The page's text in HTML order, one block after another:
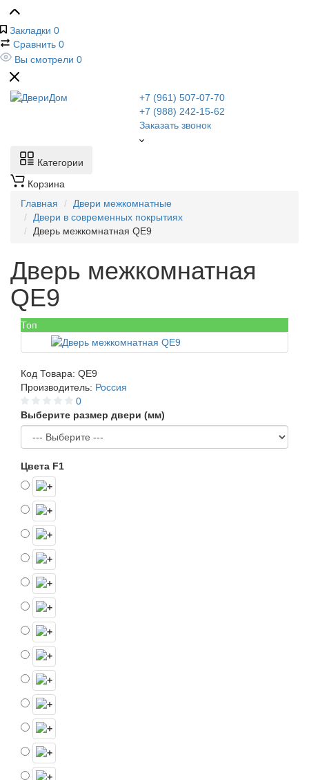
Закладки 0
Сравнить 0
Вы смотрели 0
+7 (961) 507-07-70
+7 (988) 242-15-62
Заказать звонок
Категории
Корзина
Главная
Двери межкомнатные
Двери в современных покрытиях
Дверь межкомнатная QE9
Дверь межкомнатная
QE9
Топ
Код Товара: QE9
Производитель: Россия
0
Выберите размер двери (мм)
Цвета F1